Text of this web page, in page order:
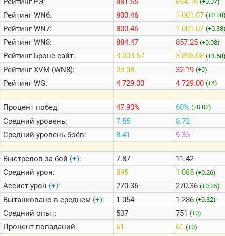
Портал
Мира
Танков
РейтингWN6:
РейтингWN7:
РейтингWN8:
РейтингБроне-сайт:
РейтингXVM (WN8):
РейтингWG:
Процент побед:
Средний уровень:
Средний уровень боёв:
Выстрелов за бой (+):
Средний урон:
Ассист урон (+):
Вытанковано в среднем (+):
Средний опыт:
Процент попаданий:
800.46
800.46
884.47
3 003.57
33.08
4 729.00
47.93%
7.55
8.41
7.87
895
270.36
1 054
537
61
1 001.07
1 001.07
857.25 (+0.08)
3 898.08
32.19 (+0)
4 729.00 (+4)
60% (+0.02)
8.72
9.35
11.42
1 085 (+0.26)
270.36 (+0.25)
1 286 (+0.32)
751 (+0)
61 (+0)